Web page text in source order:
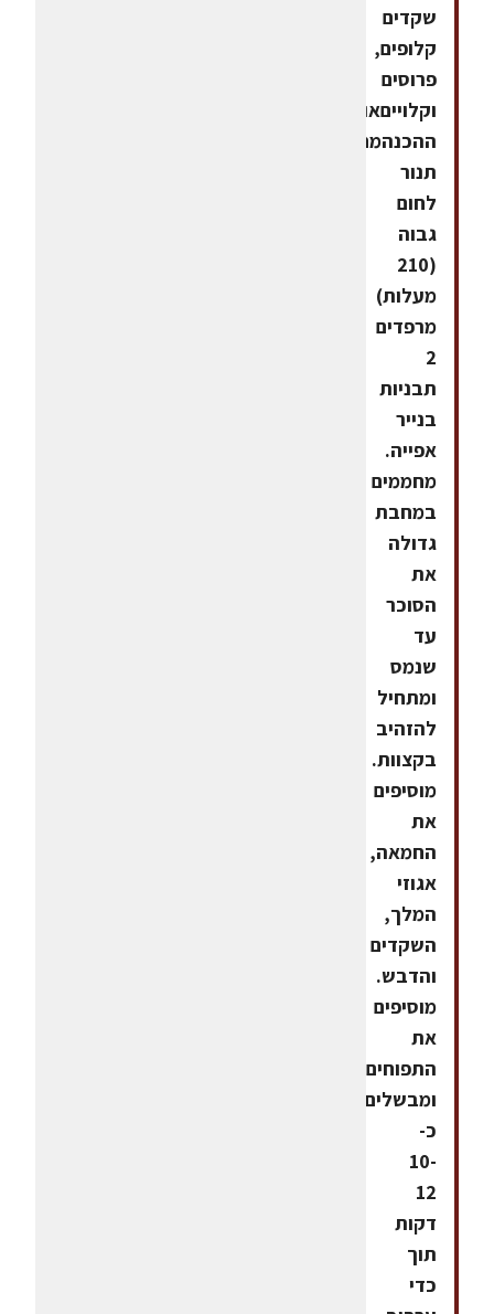
שקדים
קלופים,
פרוסים
וקלוייםאופן
ההכנהמחממים
תנור
לחום
גבוה
(210
מעלות)
מרפדים
2
תבניות
בנייר
אפייה.
מחממים
במחבת
גדולה
את
הסוכר
עד
שנמס
ומתחיל
להזהיב
בקצוות.
מוסיפים
את
החמאה,
אגוזי
המלך,
השקדים
והדבש.
מוסיפים
את
התפוחים
ומבשלים
כ-
10-
12
דקות
תוך
כדי